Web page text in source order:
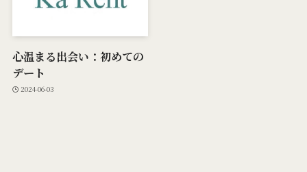
心温まる出会い：初めての
デート
2024-06-03